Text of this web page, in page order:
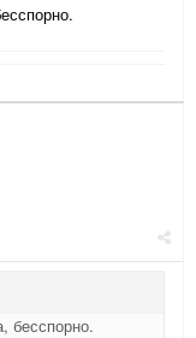
бесспорно.